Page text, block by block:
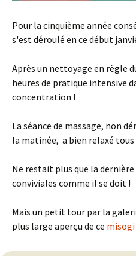
Pour la cinquième année
s'est déroulé en ce début
Après un nettoyage en règle
heures de pratique intensive
concentration !
La séance de massage, non
la matinée, a bien relaxé
Ne restait plus que la dernière
conviviales comme il se doit !
Mais un petit tour par la
plus large aperçu de ce misogi